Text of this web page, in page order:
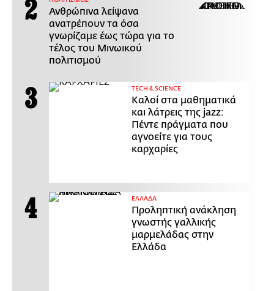
Ανθρώπινα λείψανα
ανατρέπουν τα όσα
γνωρίζαμε έως τώρα για το
τέλος του Μινωικού
πολιτισμού
ΤECH & SCIENCE
Καλοί στα μαθηματικά
και λάτρεις της jazz:
Πέντε πράγματα που
αγνοείτε για τους
καρχαρίες
ΕΛΛΑΔΑ
Προληπτική ανάκληση
γνωστής γαλλικής
μαρμελάδας στην
Ελλάδα